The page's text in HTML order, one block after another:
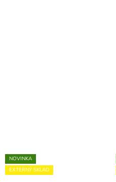
NOVINKA
EXTERNÝ SKLAD